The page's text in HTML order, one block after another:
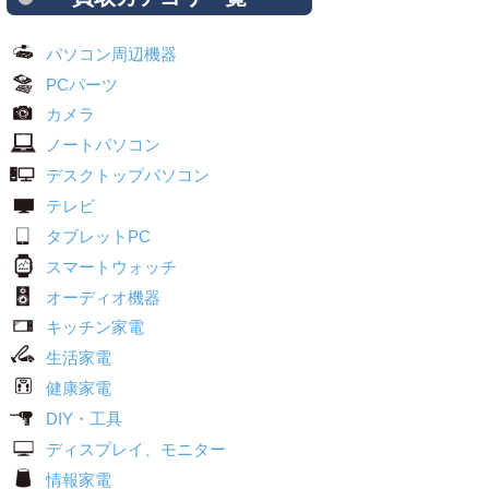
パソコン周辺機器
PCパーツ
カメラ
ノートパソコン
デスクトップパソコン
テレビ
タブレットPC
スマートウォッチ
オーディオ機器
キッチン家電
生活家電
健康家電
DIY・工具
ディスプレイ、モニター
情報家電